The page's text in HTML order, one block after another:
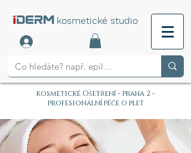
iDERM kosmetické studio
kosmetické Ošetření - praha 2 -
profesionální péče o pleť